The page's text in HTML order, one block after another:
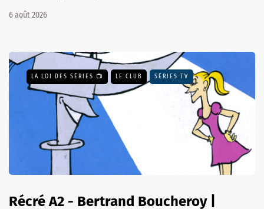
6 août 2026
LA LOI DES SÉRIES 📺 LE CLUB SÉRIES TV
Récré A2 - Bertrand Boucheroy |